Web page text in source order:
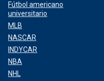
Fútbol americano
universitario
MLB
NASCAR
INDYCAR
NBA
NHL